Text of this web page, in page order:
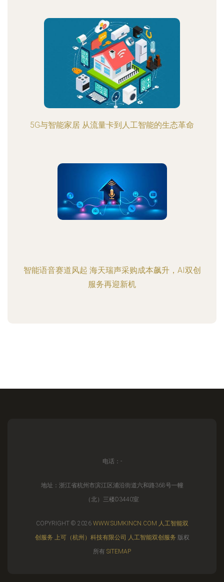
5G与智能家居 从流量卡到人工智能的生态革命
智能语音赛道风起 海天瑞声采购成本飙升，AI双创
服务再迎新机
电话：-
地址：浙江省杭州市滨江区浦沿街道六和路368号一幢
（北）三楼D3440室
COPYRIGHT © 2026 WWW.SUMKINCN.COM 人工智能双
创服务 上可（杭州）科技有限公司 人工智能双创服务 版权
所有 SITEMAP